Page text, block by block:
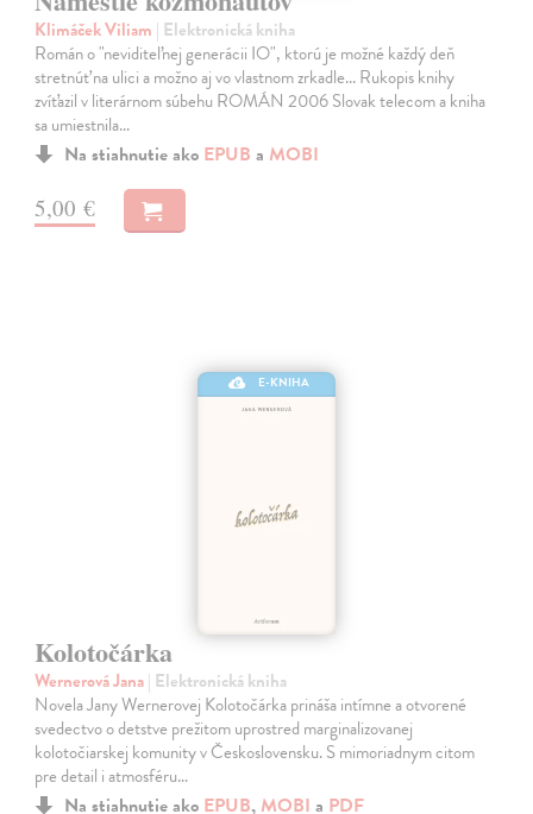
Klimáček Viliam | Elektronická kniha
Román o "neviditeľnej generácii IO", ktorú je možné každý deň
stretnúť na ulici a možno aj vo vlastnom zrkadle... Rukopis knihy
zvíťazil v literárnom súbehu ROMÁN 2006 Slovak telecom a kniha
sa umiestnila…
Na stiahnutie ako EPUB a MOBI
5,00 €
E-KNIHA
Kolotočárka
Wernerová Jana| Elektronická kniha
Novela Jany Wernerovej Kolotočárka prináša intímne a otvorené
svedectvo o detstve prežitom uprostred marginalizovanej
kolotočiarskej komunity v Československu. S mimoriadnym citom
pre detail i atmosféru…
Na stiahnutie ako EPUB, MOBI a PDF